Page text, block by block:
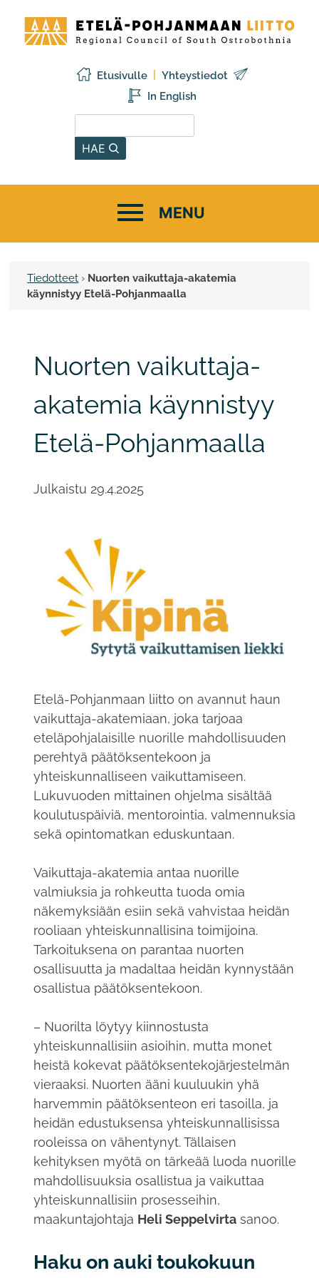
sisältöön
Pohjanmaan
liitto
Etusivulle Yhteystiedot
HAE
In English
Tiedotteet › Nuorten vaikuttaja-akatemia
käynnistyy Etelä-Pohjanmaalla
Nuorten vaikuttaja-
akatemia käynnistyy
Etelä-Pohjanmaalla
Julkaistu 29.4.2025
Etelä-Pohjanmaan liitto on avannut haun
vaikuttaja-akatemiaan, joka tarjoaa
eteläpohjalaisille nuorille mahdollisuuden
perehtyä päätöksentekoon ja
yhteiskunnalliseen vaikuttamiseen.
Lukuvuoden mittainen ohjelma sisältää
koulutuspäiviä, mentorointia, valmennuksia
sekä opintomatkan eduskuntaan.
Vaikuttaja-akatemia antaa nuorille
valmiuksia ja rohkeutta tuoda omia
näkemyksiään esiin sekä vahvistaa heidän
rooliaan yhteiskunnallisina toimijoina.
Tarkoituksena on parantaa nuorten
osallisuutta ja madaltaa heidän kynnystään
osallistua päätöksentekoon.
– Nuorilta löytyy kiinnostusta
yhteiskunnallisiin asioihin, mutta monet
heistä kokevat päätöksentekojärjestelmän
vieraaksi. Nuorten ääni kuuluukin yhä
harvemmin päätöksenteon eri tasoilla, ja
heidän edustuksensa yhteiskunnallisissa
rooleissa on vähentynyt. Tällaisen
kehityksen myötä on tärkeää luoda nuorille
mahdollisuuksia osallistua ja vaikuttaa
yhteiskunnallisiin prosesseihin,
maakuntajohtaja Heli Seppelvirtasanoo.
Haku on auki toukokuun